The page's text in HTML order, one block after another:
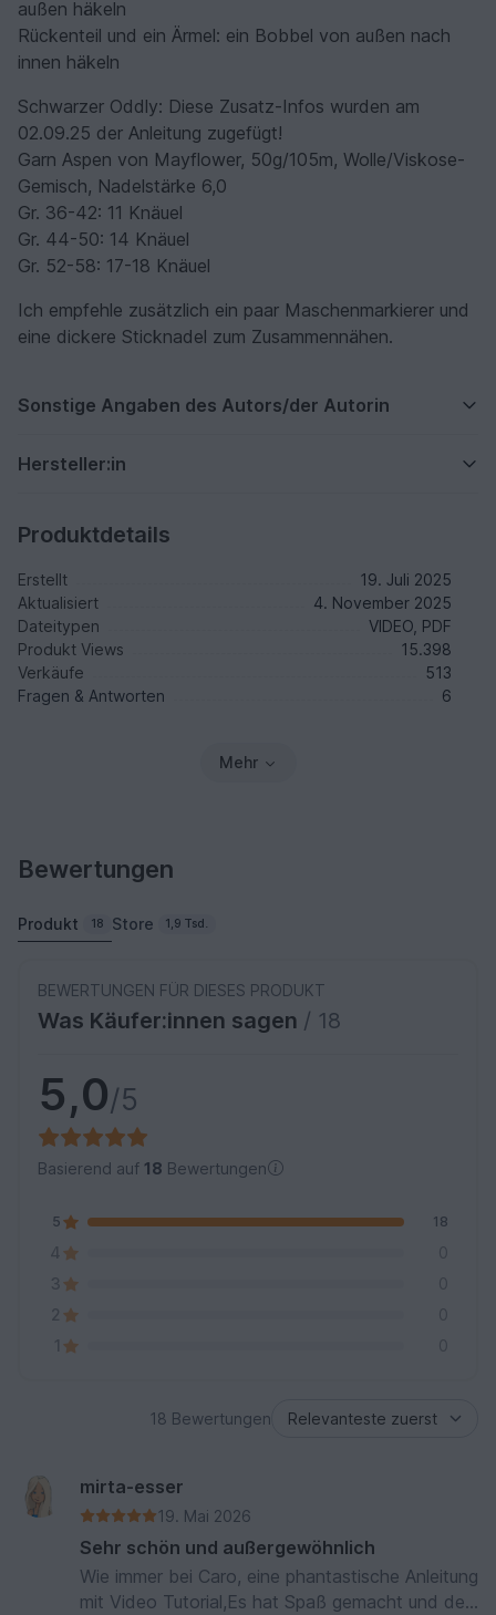
außen häkeln
Rückenteil und ein Ärmel: ein Bobbel von außen nach
innen häkeln
Schwarzer Oddly: Diese Zusatz-Infos wurden am
02.09.25 der Anleitung zugefügt!
Garn Aspen von Mayflower, 50g/105m, Wolle/Viskose-
Gemisch, Nadelstärke 6,0
Gr. 36-42: 11 Knäuel
Gr. 44-50: 14 Knäuel
Gr. 52-58: 17-18 Knäuel
Ich empfehle zusätzlich ein paar Maschenmarkierer und
eine dickere Sticknadel zum Zusammennähen.
Sonstige Angaben des Autors/der Autorin
Hersteller:in
Produktdetails
Erstellt
19. Juli 2025
Aktualisiert
4. November 2025
Dateitypen
VIDEO, PDF
Produkt Views
15.398
Verkäufe
513
Fragen & Antworten
6
Mehr
Bewertungen
Produkt 18 Store 1,9 Tsd.
BEWERTUNGEN FÜR DIESES PRODUKT
Was Käufer:innen sagen / 18
5,0/5
Basierend auf 18 Bewertungen
5 18
4
0
3
0
2
0
1
0
18 Bewertungen
mirta-esser
19. Mai 2026
Sehr schön und außergewöhnlich
Wie immer bei Caro, eine phantastische Anleitung
mit Video Tutorial,Es hat Spaß gemacht und der